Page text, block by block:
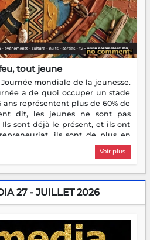
tout jeune
mondiale de la jeunesse.
a de quoi occuper un stade
représentent plus de 60% de
dit, les jeunes ne sont pas
Ils sont déjà le présent, et ils ont
ils sont de plus en
à créer, à risquer — souvent
aide, mais toujours avec cette
En culture, les nouvelles sont
vient de décrocher le
Miangaly Elia rafle le Prix
torche. Alors oui, on pourrait
chez soi satisfait. Mais ce
Voir plus
27 - JUILLET 2026